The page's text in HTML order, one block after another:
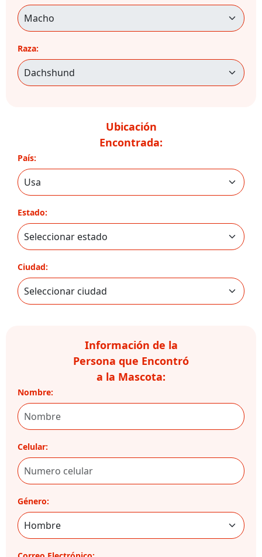
Raza:
Ubicación
Encontrada:
País:
Estado:
Ciudad:
Información de la
Persona que Encontró
a la Mascota:
Nombre:
Celular:
Género: